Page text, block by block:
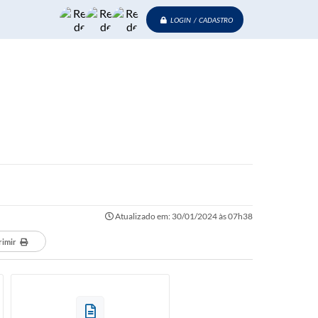
LOGIN / CADASTRO
Atualizado em: 30/01/2024 às 07h38